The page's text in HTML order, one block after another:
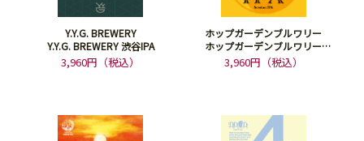
Y.Y.G. BREWERY
Y.Y.G. BREWERY 渋谷IPA
3,960円（税込）
ホップガーデンブルワリー
ホップガーデンブルワリー
HOPJAPAN IPA
3,960円（税込）